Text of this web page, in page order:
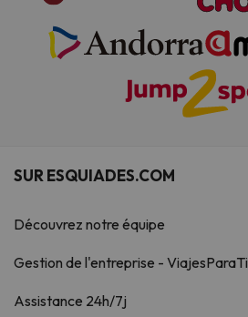
SUR ESQUIADES.COM
Découvrez notre équipe
Gestion de l'entreprise - ViajesParaTi
Assistance 24h/7j